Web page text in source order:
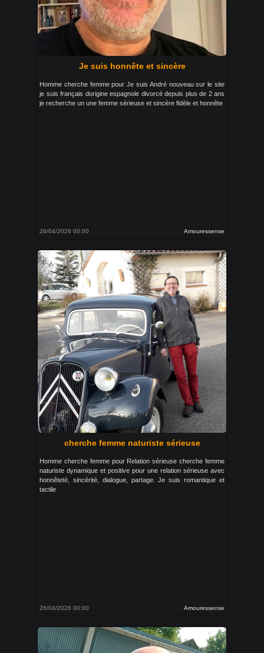
Je suis honnête et sincère
Homme cherche femme pour Je suis André nouveau sur le site
je suis français dorigine espagnole divorcé depuis plus de 2 ans
je recherche un une femme sérieuse et sincère fidèle et honnête
26/04/2026 00:00 Amouressense
cherche femme naturiste sérieuse
Homme cherche femme pour Relation sérieuse cherche femme
naturiste dynamique et positive pour une relation sérieuse avec
honnêteté, sincérité, dialogue, partage. Je suis romantique et
tactile
26/04/2026 00:00 Amouressense